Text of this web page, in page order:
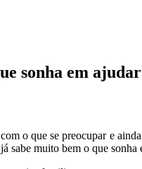
sonha em
o que se preocupar e
sabe muito bem o que sonha